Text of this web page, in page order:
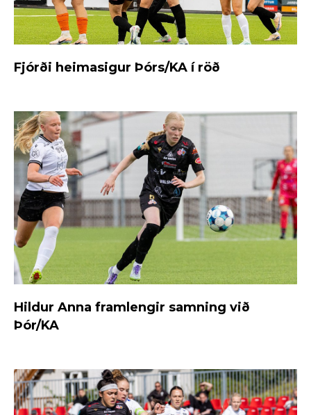
Fjórði heimasigur Þórs/KA í röð
Hildur Anna framlengir samning við
Þór/KA